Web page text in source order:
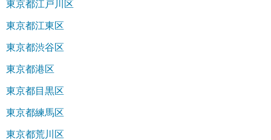
東京都江戸川区
東京都江東区
東京都渋谷区
東京都港区
東京都目黒区
東京都練馬区
東京都荒川区